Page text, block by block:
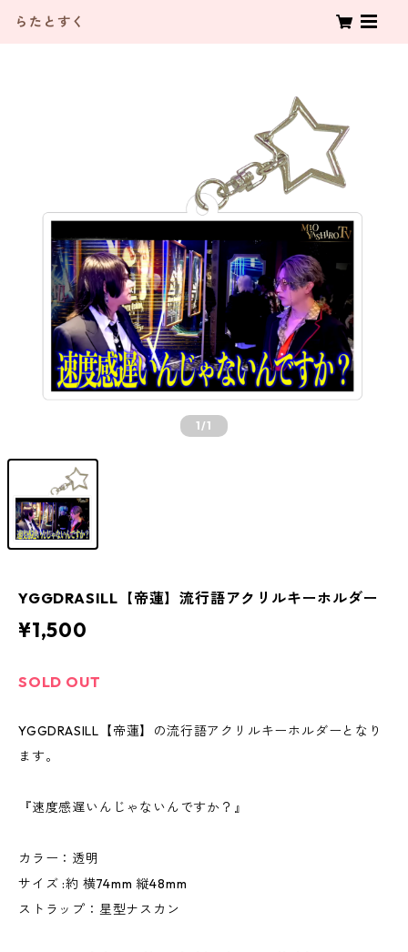
らたとすく
1/1
YGGDRASILL【帝蓮】流行語アクリルキーホルダー
¥1,500
SOLD OUT
YGGDRASILL【帝蓮】の流行語アクリルキーホルダーとなり
ます。
『速度感遅いんじゃないんですか？』
カラー：透明
サイズ :約 横74mm 縦48mm
ストラップ：星型ナスカン